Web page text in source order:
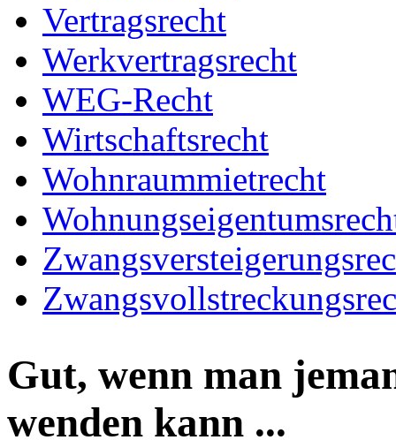
Vertragsrecht
Werkvertragsrecht
WEG-Recht
Wirtschaftsrecht
Wohnraummietrecht
Gut, wenn man
wenden kann ...